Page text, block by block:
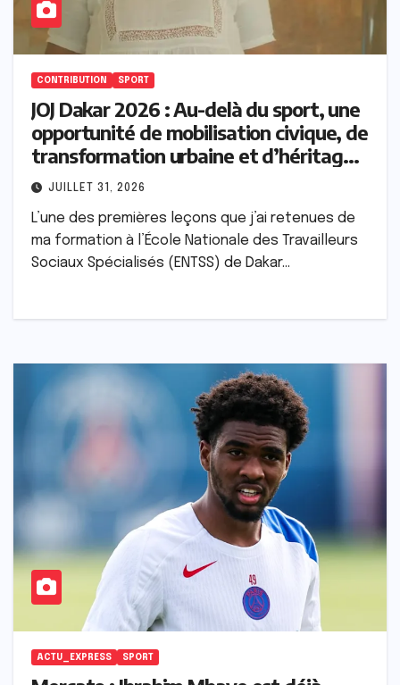
CONTRIBUTION SPORT
JOJ Dakar 2026 : Au-delà du sport, une
opportunité de mobilisation civique, de
transformation urbaine et d’héritage
générationnel (Borso TALL)
JUILLET 31, 2026
L’une des premières leçons que j’ai retenues de
ma formation à l’École Nationale des Travailleurs
Sociaux Spécialisés (ENTSS) de Dakar…
ACTU_EXPRESS SPORT